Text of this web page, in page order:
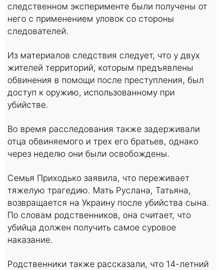
следственном эксперименте были получены от
него с применением уловок со стороны
следователей.
Из материалов следствия следует, что у двух
жителей территорий, которым предъявлены
обвинения в помощи после преступления, был
доступ к оружию, использованному при
убийстве.
Во время расследования также задерживали
отца обвиняемого и трех его братьев, однако
через неделю они были освобождены.
Семья Приходько заявила, что переживает
тяжелую трагедию. Мать Руслана, Татьяна,
возвращается на Украину после убийства сына.
По словам родственников, она считает, что
убийца должен получить самое суровое
наказание.
Родственники также рассказали, что 14-летний